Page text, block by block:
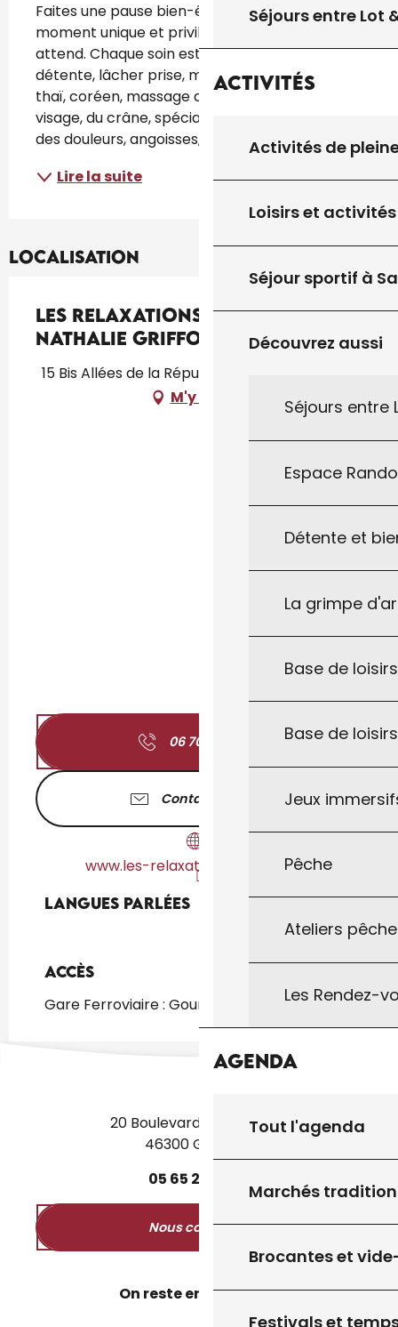
Séjours entre Lot
Activités
Activités de
Loisirs et activités
Séjour sportif à
Découvrez aussi
Séjours entre
Espace
Détente et
La grimpe
Base de
Base de
Jeux
Pêche
Ateliers
Les Rendez-
Agenda
Tout l'agenda
Marchés
Brocantes et
Festivals et
Faites une pause bien-être! Un précieux
moment unique et privilégié de détente vous
attend. Chaque soin est adapté à votre besoin:
détente, lâcher prise, massage californien,
thaï, coréen, massage du dos, du corps, du
visage, du crâne, spécial bébé, sportif, pour
des douleurs, angoisses, etc. Ou...
Lire la suite
Localisation
Les Relaxations du Lot
Nathalie Griffoul
15 Bis Allées de la République, 46300 Gourdon
M'y rendre
06 70 37 35
Contactez-nous
www.les-relaxations-du-lot.com
Langues parlées
Langues parlées
Accès
Accès
Gare Ferroviaire : Gourdon à 1km
20 Boulevard des Martyrs
46300 Gourdon
05 65 27
Nous contacter
On reste en contact ?